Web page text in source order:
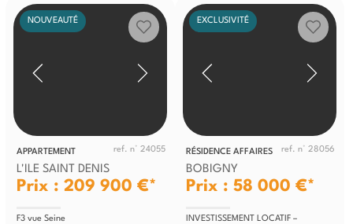
NOUVEAUTÉ
APPARTEMENT ref. n° 24055
L'ILE SAINT DENIS
Prix : 209 900 €*
F3 vue Seine
EXCLUSIVITÉ
RÉSIDENCE AFFAIRES ref. n° 28056
BOBIGNY
Prix : 58 000 €*
INVESTISSEMENT LOCATIF –